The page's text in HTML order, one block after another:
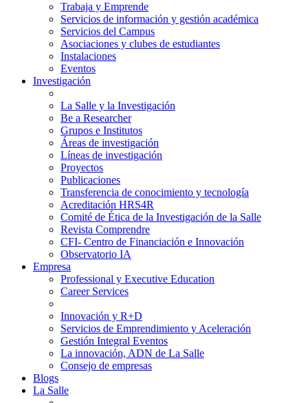
Trabaja y Emprende
Servicios de información y gestión académica
Servicios del Campus
Asociaciones y clubes de estudiantes
Instalaciones
Eventos
Investigación
La Salle y la Investigación
Be a Researcher
Grupos e Institutos
Áreas de investigación
Líneas de investigación
Proyectos
Publicaciones
Transferencia de conocimiento y tecnología
Acreditación HRS4R
Comité de Ética de la Investigación de la Salle
Revista Comprendre
CFI- Centro de Financiación e Innovación
Observatorio IA
Empresa
Professional y Executive Education
Career Services
Innovación y R+D
Servicios de Emprendimiento y Aceleración
Gestión Integral Eventos
La innovación, ADN de La Salle
Consejo de empresas
Blogs
La Salle